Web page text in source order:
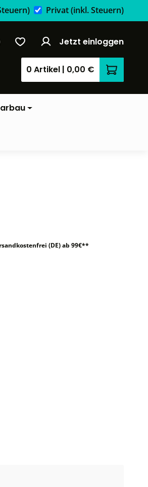
Privat(inkl. Steuern)
Jetzt einloggen
0 Artikel | 0,00 €
(DE) ab 99€**